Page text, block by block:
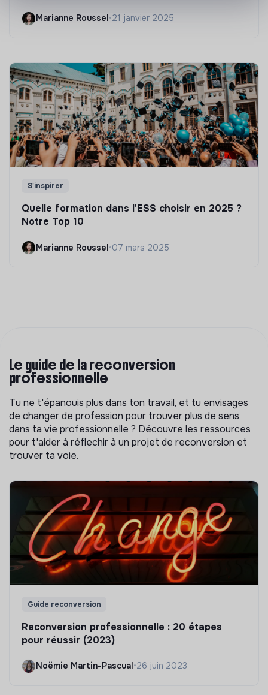
Marianne Roussel•21 janvier 2025
S'inspirer
Quelle formation dans l'ESS choisir en 2025 ?
Notre Top 10
Marianne Roussel•07 mars 2025
Le guide de la reconversion
professionnelle
Tu ne t'épanouis plus dans ton travail, et tu envisages
de changer de profession pour trouver plus de sens
dans ta vie professionnelle ? Découvre les ressources
pour t'aider à réflechir à un projet de reconversion et
trouver ta voie.
Guide reconversion
Reconversion professionnelle : 20 étapes
pour réussir (2023)
Noëmie Martin-Pascual •26 juin 2023